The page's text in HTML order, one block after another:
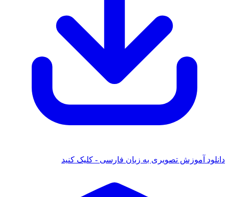
آموزش تصویری به زبان فارسی - کلیک کنید